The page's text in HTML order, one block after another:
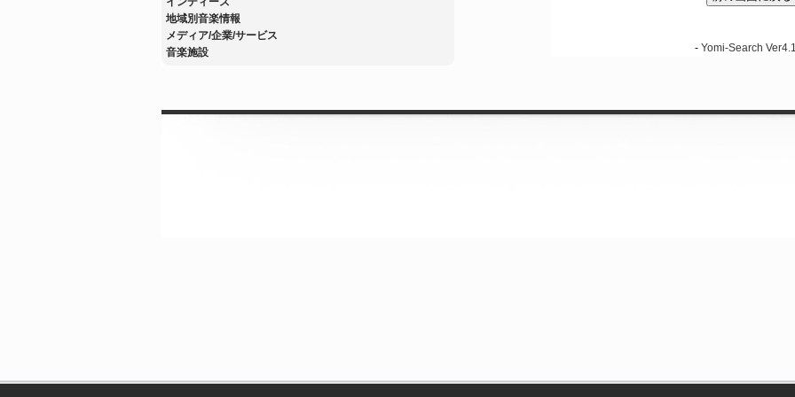
地域別音楽情報
メディア/企業/サービス
音楽施設
- Yomi-Search